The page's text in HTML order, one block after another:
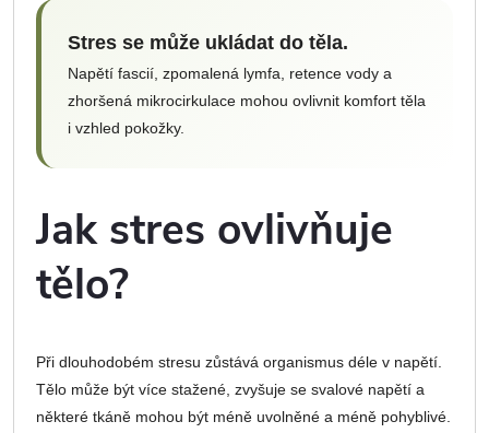
Stres se může ukládat do těla.
Napětí fascií, zpomalená lymfa, retence vody a
zhoršená mikrocirkulace mohou ovlivnit komfort těla
i vzhled pokožky.
Jak stres ovlivňuje
tělo?
Při dlouhodobém stresu zůstává organismus déle v napětí.
Tělo může být více stažené, zvyšuje se svalové napětí a
některé tkáně mohou být méně uvolněné a méně pohyblivé.